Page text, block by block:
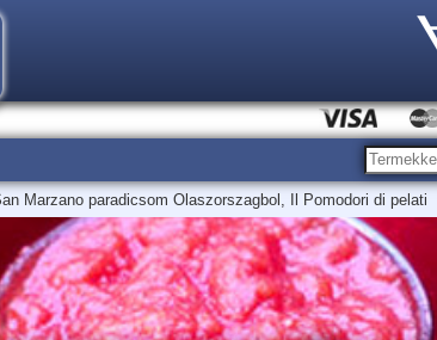
Marzano paradicsom Olaszorszagbol, Il Pomodori di pelati